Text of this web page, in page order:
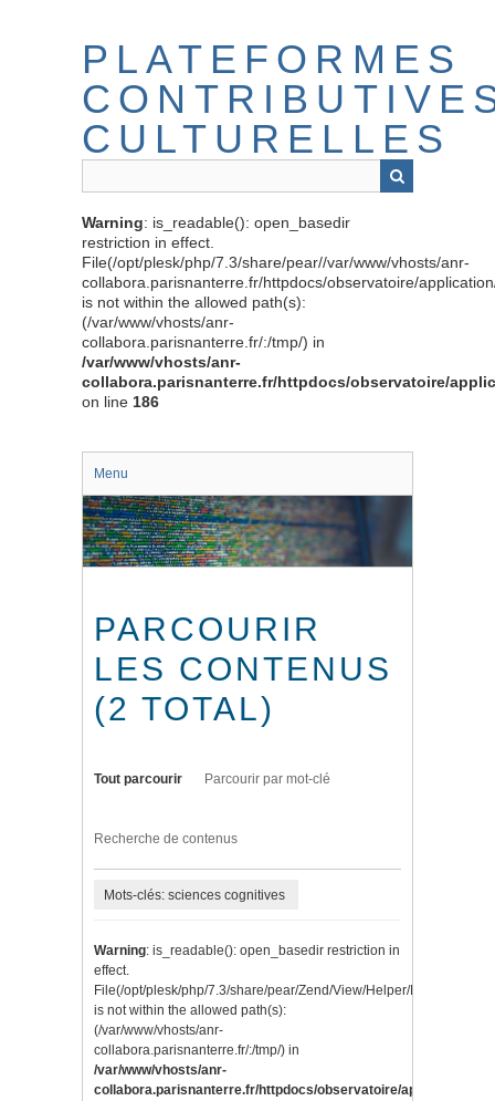
PLATEFORMES
CULTURELLES
Warning: is_readable(): open_basedir
restriction in effect.
File(/opt/plesk/php/7.3/share/pear//var/www/vhosts/anr-
collabora.parisnanterre.fr/httpdocs/observatoire/
is not within the allowed path(s):
(/var/www/vhosts/anr-
collabora.parisnanterre.fr/:/tmp/) in
/var/www/vhosts/anr-
collabora.parisnanterre.fr/httpdocs/observatoire/
on line 186
Menu
PARCOURIR
LES CONTENUS
(2 TOTAL)
Tout parcourir Parcourir par mot-clé
Recherche de contenus
Mots-clés: sciences cognitives
Warning: is_readable(): open_basedir restriction in
effect.
File(/opt/plesk/php/7.3/share/pear/Zend/View/Helper/Navigation/
is not within the allowed path(s):
(/var/www/vhosts/anr-
collabora.parisnanterre.fr/:/tmp/) in
/var/www/vhosts/anr-
collabora.parisnanterre.fr/httpdocs/observatoire/application/